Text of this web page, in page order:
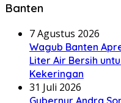
Banten
7 Agustus 2026
Wagub Banten
Liter Air Bersih
Kekeringan
31 Juli 2026
Gubernur Andra